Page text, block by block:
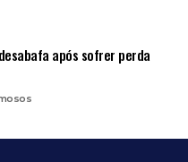
após sofrer perda